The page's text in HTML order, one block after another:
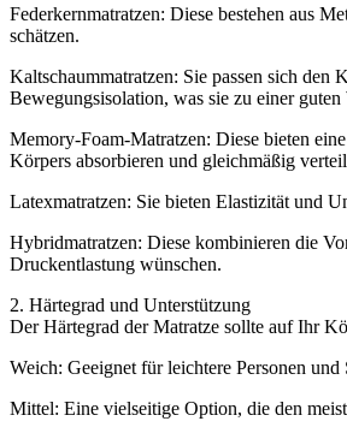
Federkernmatratzen: Diese bestehen aus
schätzen.
Kaltschaummatratzen: Sie passen sich den
Bewegungsisolation, was sie zu einer guten
Memory-Foam-Matratzen: Diese bieten
Körpers absorbieren und gleichmäßig
Latexmatratzen: Sie bieten Elastizität und
Hybridmatratzen: Diese kombinieren die
Druckentlastung wünschen.
2. Härtegrad und Unterstützung
Der Härtegrad der Matratze sollte auf Ihr
Weich: Geeignet für leichtere Personen
Mittel: Eine vielseitige Option, die den